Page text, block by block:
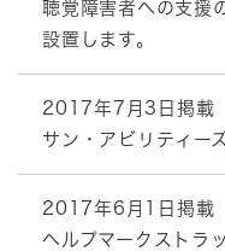
聴覚障害者への支援
設置します。
2017年7月3日掲載
サン・アビリティー
2017年6月1日掲載
ヘルプマークストラ